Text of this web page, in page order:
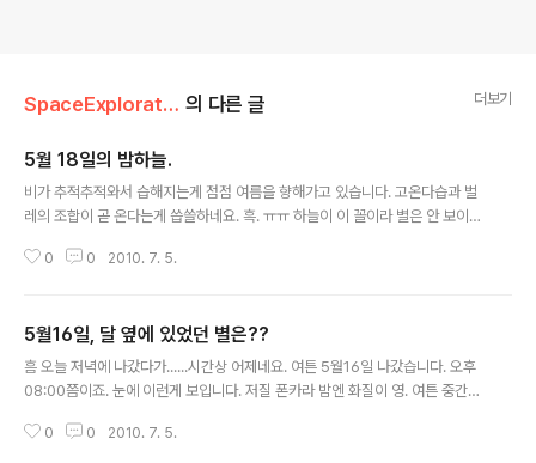
SpaceExploration 의 다른 글 더보기
5월 18일의 밤하늘.
비가 추적추적와서 습해지는게 점점 여름을 향해가고 있습니다. 고온다습과 벌
레의 조합이 곧 온다는게 씁쓸하네요. 흑. ㅠㅠ 하늘이 이 꼴이라 별은 안 보이지
보여요. 사진들은 원본 사이즈가 크니까 클릭해서 보는게 훨 낫습니다. 일단 서
데서 따온게 많아서 암드가 천체를 생각한건지 신화를 생각한건지 모르겠네요.
개인적으론 천체를 생각하고 지었다고 봅니다만. 북동쪽으로 가보죠. 데네브가
보이네요. 주변이 백조자리인가보네요. 왼쪽에 폴라리스(북극성)이 보입니다.
0 0 2010. 7. 5.
5월16일, 달 옆에 있었던 별은??
흠 오늘 저녁에 나갔다가......시간상 어제네요. 여튼 5월16일 나갔습니다. 오후
08:00쯤이죠. 눈에 이런게 보입니다. 저질 폰카라 밤엔 화질이 영. 여튼 중간에
로 해봤습니다. (그림이 작으면 그림을 클릭) 지역정보는 서울로 되있고, 당시
0 0 2010. 7. 5.